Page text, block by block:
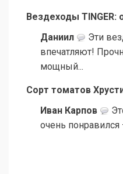
Вездеходы TINGER:
Даниил
Эти
впечатляют!
мощный...
Сорт томатов
Иван Карпов
очень